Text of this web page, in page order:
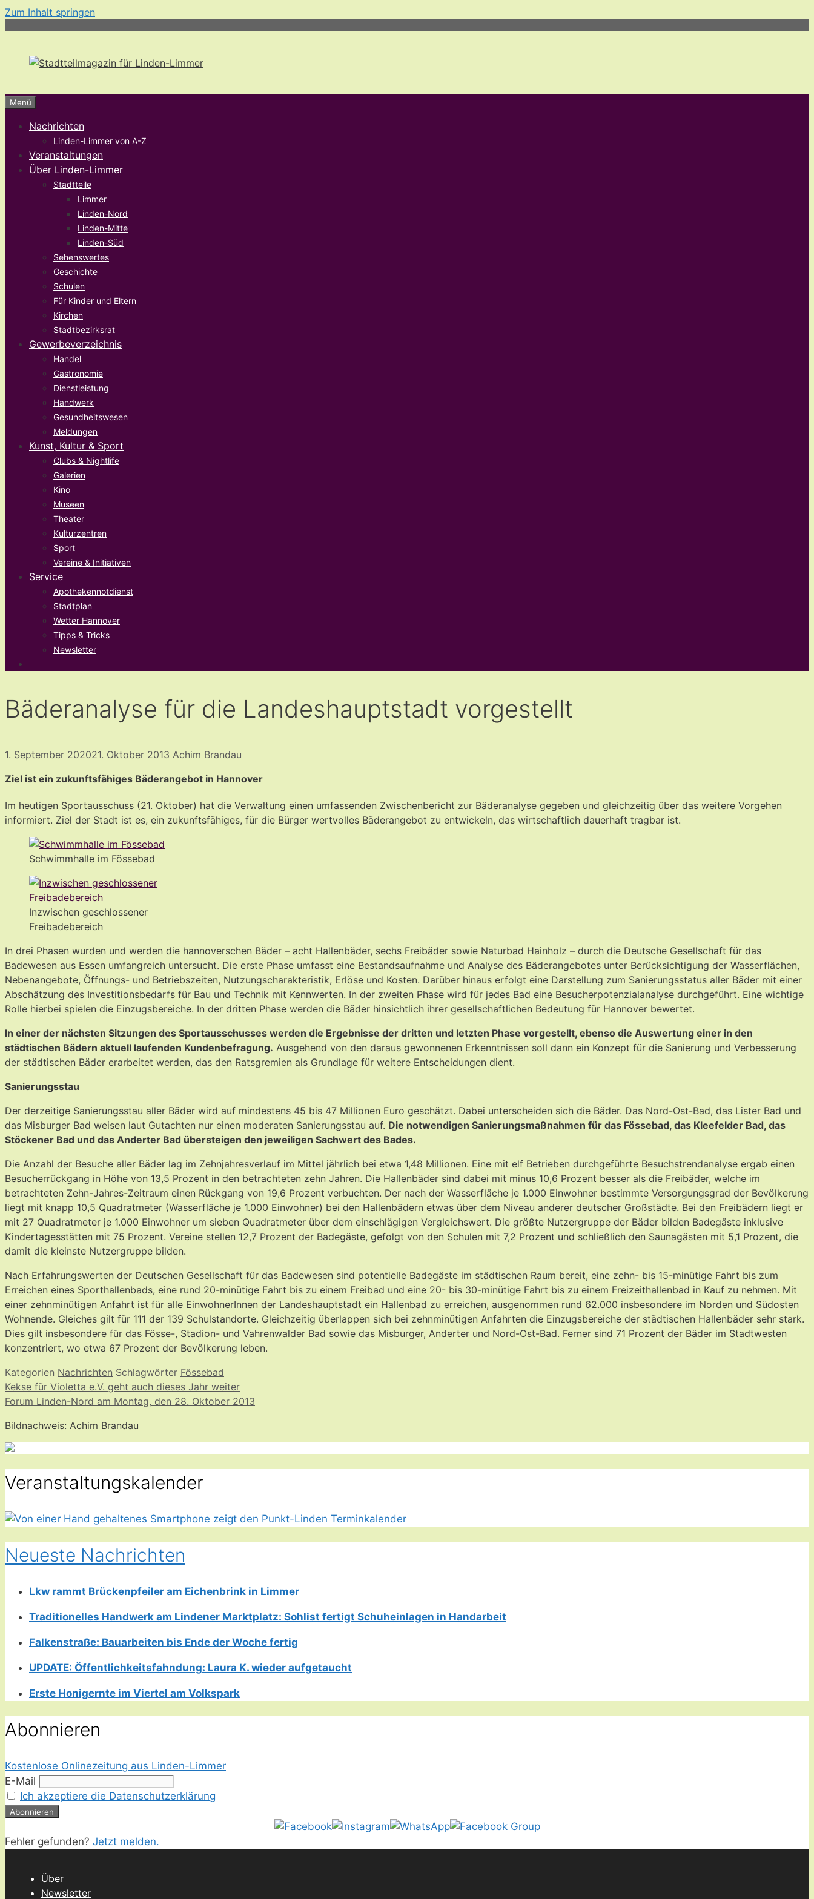
Zum Inhalt springen
Menü
Nachrichten
Linden-Limmer von A-Z
Veranstaltungen
Über Linden-Limmer
Stadtteile
Limmer
Linden-Nord
Linden-Mitte
Linden-Süd
Sehenswertes
Geschichte
Schulen
Für Kinder und Eltern
Kirchen
Stadtbezirksrat
Gewerbeverzeichnis
Handel
Gastronomie
Dienstleistung
Handwerk
Gesundheitswesen
Meldungen
Kunst, Kultur & Sport
Clubs & Nightlife
Galerien
Kino
Museen
Theater
Kulturzentren
Sport
Vereine & Initiativen
Service
Apothekennotdienst
Stadtplan
Wetter Hannover
Tipps & Tricks
Newsletter
Bäderanalyse für die Landeshauptstadt vorgestellt
1. September 202021. Oktober 2013 Achim Brandau
Ziel ist ein zukunftsfähiges Bäderangebot in Hannover
Im heutigen Sportausschuss (21. Oktober) hat die Verwaltung einen umfassenden Zwischenbericht zur Bäderanalyse gegeben und gleichzeitig über das weitere Vorgehen
informiert. Ziel der Stadt ist es, ein zukunftsfähiges, für die Bürger wertvolles Bäderangebot zu entwickeln, das wirtschaftlich dauerhaft tragbar ist.
Schwimmhalle im Fössebad
Inzwischen geschlossener
Freibadebereich
In drei Phasen wurden und werden die hannoverschen Bäder – acht Hallenbäder, sechs Freibäder sowie Naturbad Hainholz – durch die Deutsche Gesellschaft für das
Badewesen aus Essen umfangreich untersucht. Die erste Phase umfasst eine Bestandsaufnahme und Analyse des Bäderangebotes unter Berücksichtigung der Wasserflächen,
Nebenangebote, Öffnungs- und Betriebszeiten, Nutzungscharakteristik, Erlöse und Kosten. Darüber hinaus erfolgt eine Darstellung zum Sanierungsstatus aller Bäder mit einer
Abschätzung des Investitionsbedarfs für Bau und Technik mit Kennwerten. In der zweiten Phase wird für jedes Bad eine Besucherpotenzialanalyse durchgeführt. Eine wichtige
Rolle hierbei spielen die Einzugsbereiche. In der dritten Phase werden die Bäder hinsichtlich ihrer gesellschaftlichen Bedeutung für Hannover bewertet.
In einer der nächsten Sitzungen des Sportausschusses werden die Ergebnisse der dritten und letzten Phase vorgestellt, ebenso die Auswertung einer in den
städtischen Bädern aktuell laufenden Kundenbefragung. Ausgehend von den daraus gewonnenen Erkenntnissen soll dann ein Konzept für die Sanierung und Verbesserung
der städtischen Bäder erarbeitet werden, das den Ratsgremien als Grundlage für weitere Entscheidungen dient.
Sanierungsstau
Der derzeitige Sanierungsstau aller Bäder wird auf mindestens 45 bis 47 Millionen Euro geschätzt. Dabei unterscheiden sich die Bäder. Das Nord-Ost-Bad, das Lister Bad und
das Misburger Bad weisen laut Gutachten nur einen moderaten Sanierungsstau auf. Die notwendigen Sanierungsmaßnahmen für das Fössebad, das Kleefelder Bad, das
Stöckener Bad und das Anderter Bad übersteigen den jeweiligen Sachwert des Bades.
Die Anzahl der Besuche aller Bäder lag im Zehnjahresverlauf im Mittel jährlich bei etwa 1,48 Millionen. Eine mit elf Betrieben durchgeführte Besuchstrendanalyse ergab einen
Besucherrückgang in Höhe von 13,5 Prozent in den betrachteten zehn Jahren. Die Hallenbäder sind dabei mit minus 10,6 Prozent besser als die Freibäder, welche im
betrachteten Zehn-Jahres-Zeitraum einen Rückgang von 19,6 Prozent verbuchten. Der nach der Wasserfläche je 1.000 Einwohner bestimmte Versorgungsgrad der Bevölkerung
liegt mit knapp 10,5 Quadratmeter (Wasserfläche je 1.000 Einwohner) bei den Hallenbädern etwas über dem Niveau anderer deutscher Großstädte. Bei den Freibädern liegt er
mit 27 Quadratmeter je 1.000 Einwohner um sieben Quadratmeter über dem einschlägigen Vergleichswert. Die größte Nutzergruppe der Bäder bilden Badegäste inklusive
Kindertagesstätten mit 75 Prozent. Vereine stellen 12,7 Prozent der Badegäste, gefolgt von den Schulen mit 7,2 Prozent und schließlich den Saunagästen mit 5,1 Prozent, die
damit die kleinste Nutzergruppe bilden.
Nach Erfahrungswerten der Deutschen Gesellschaft für das Badewesen sind potentielle Badegäste im städtischen Raum bereit, eine zehn- bis 15-minütige Fahrt bis zum
Erreichen eines Sporthallenbads, eine rund 20-minütige Fahrt bis zu einem Freibad und eine 20- bis 30-minütige Fahrt bis zu einem Freizeithallenbad in Kauf zu nehmen. Mit
einer zehnminütigen Anfahrt ist für alle EinwohnerInnen der Landeshauptstadt ein Hallenbad zu erreichen, ausgenommen rund 62.000 insbesondere im Norden und Südosten
Wohnende. Gleiches gilt für 111 der 139 Schulstandorte. Gleichzeitig überlappen sich bei zehnminütigen Anfahrten die Einzugsbereiche der städtischen Hallenbäder sehr stark.
Dies gilt insbesondere für das Fösse-, Stadion- und Vahrenwalder Bad sowie das Misburger, Anderter und Nord-Ost-Bad. Ferner sind 71 Prozent der Bäder im Stadtwesten
konzentriert, wo etwa 67 Prozent der Bevölkerung leben.
Kategorien Nachrichten Schlagwörter Fössebad
Kekse für Violetta e.V. geht auch dieses Jahr weiter
Forum Linden-Nord am Montag, den 28. Oktober 2013
Bildnachweis: Achim Brandau
Veranstaltungskalender
Neueste Nachrichten
Lkw rammt Brückenpfeiler am Eichenbrink in Limmer
Traditionelles Handwerk am Lindener Marktplatz: Sohlist fertigt Schuheinlagen in Handarbeit
Falkenstraße: Bauarbeiten bis Ende der Woche fertig
UPDATE: Öffentlichkeitsfahndung: Laura K. wieder aufgetaucht
Erste Honigernte im Viertel am Volkspark
Abonnieren
Kostenlose Onlinezeitung aus Linden-Limmer
E-Mail
Ich akzeptiere die Datenschutzerklärung
Fehler gefunden? Jetzt melden.
Über
Newsletter